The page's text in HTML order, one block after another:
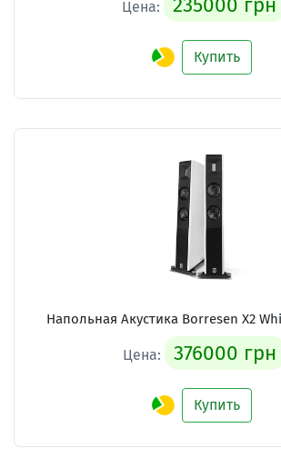
Цена: 235000 грн
Купить
Напольная Акустика Borresen X2
Цена: 376000 грн
Купить